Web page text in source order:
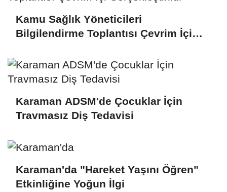
Kamu Sağlık Yöneticileri
Bilgilendirme Toplantısı Çevrim İçi
Karaman ADSM'de Çocuklar İçin
Travmasız Diş Tedavisi
Karaman'da "Hareket Yaşını Öğren"
Etkinliğine Yoğun İlgi